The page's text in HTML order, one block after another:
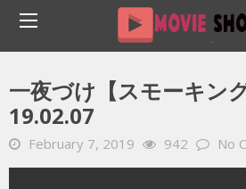
Home
YOUTUBE 動画 毎日
一夜づけ【スモーキング DVD BOX】 –
一夜づけ【スモーキン
19.02.07
February 7, 2019 942 No